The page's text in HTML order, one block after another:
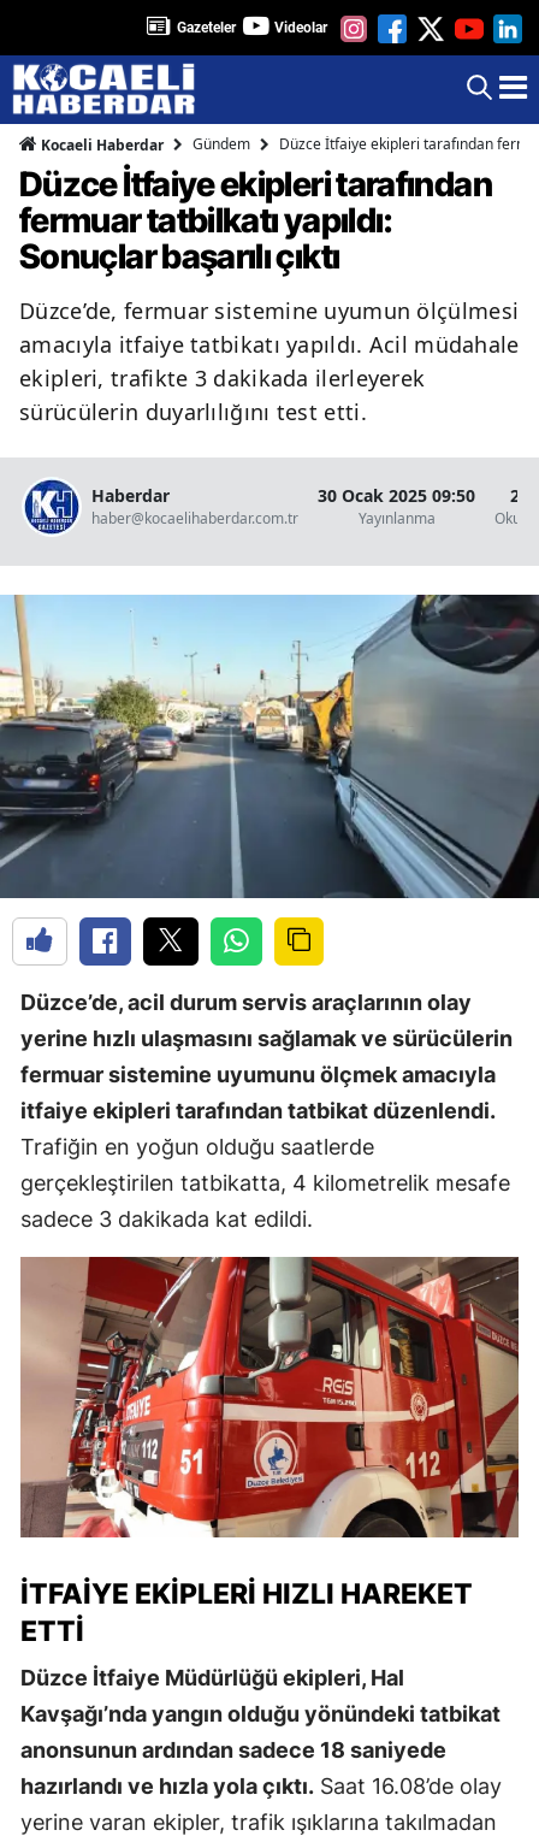
Gazeteler Videolar
Kocaeli Haberdar Gündem Düzce İtfaiye ekipleri tarafından
Düzce İtfaiye ekipleri tarafından
fermuar tatbilkatı yapıldı:
Sonuçlar başarılı çıktı
Düzce’de, fermuar sistemine uyumun ölçülmesi
amacıyla itfaiye tatbikatı yapıldı. Acil müdahale
ekipleri, trafikte 3 dakikada ilerleyerek
sürücülerin duyarlılığını test etti.
Haberdar
haber@kocaelihaberdar.com.tr
30 Ocak 2025 09:50
Yayınlanma
2
Düzce’de, acil durum servis araçlarının olay
yerine hızlı ulaşmasını sağlamak ve sürücülerin
fermuar sistemine uyumunu ölçmek amacıyla
itfaiye ekipleri tarafından tatbikat düzenlendi.
Trafiğin en yoğun olduğu saatlerde
gerçekleştirilen tatbikatta, 4 kilometrelik mesafe
sadece 3 dakikada kat edildi.
İTFAIYE EKIPLERI HIZLI HAREKET
ETTI
Düzce İtfaiye Müdürlüğü ekipleri, Hal
Kavşağı’nda yangın olduğu yönündeki tatbikat
anonsunun ardından sadece 18 saniyede
hazırlandı ve hızla yola çıktı. Saat 16.08’de olay
yerine varan ekipler, trafik ışıklarına takılmadan